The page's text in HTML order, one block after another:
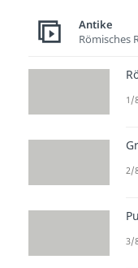
Antike
Römisches
1/
2/
3/